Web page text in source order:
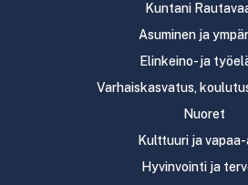
Kuntani
Asuminen ja
Elinkeino- ja
Varhaiskasvatus,
Nuoret
Kulttuuri ja
Hyvinvointi ja